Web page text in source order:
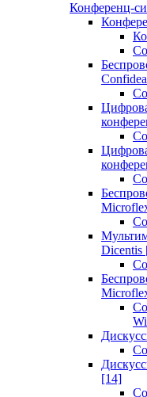
Конференц-
Dicentis
[14]